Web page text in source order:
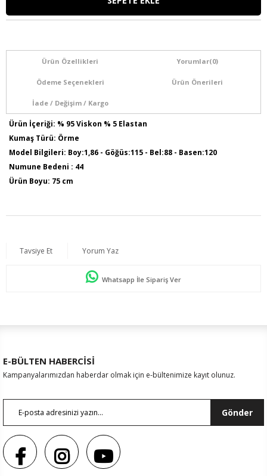
Ürün Özellikleri Yorumlar(0)
Ödeme Seçenekleri Ürün Önerileri
İade / Değişim / Kargo
Ürün İçeriği: % 95 Viskon % 5 Elastan
Kumaş Türü: Örme
Model Bilgileri: Boy:1,86 - Göğüs:115 - Bel:88 - Basen:120
Numune Bedeni : 44
Ürün Boyu: 75 cm
Tavsiye Et Yorum Yaz
Whatsapp İle Sipariş Ver
E-BÜLTEN HABERCİSİ
Kampanyalarımızdan haberdar olmak için e-bültenimize kayıt olunuz.
Gönder